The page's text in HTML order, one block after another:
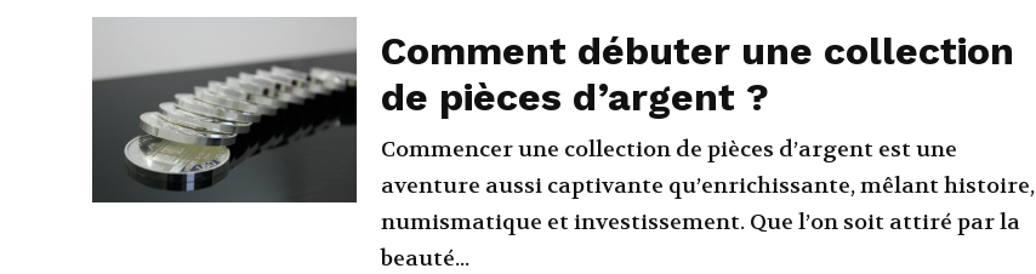
Comment débuter une collection
de pièces d’argent ?
Commencer une collection de pièces d’argent est une
aventure aussi captivante qu’enrichissante, mêlant histoire,
numismatique et investissement. Que l’on soit attiré par la
beauté...